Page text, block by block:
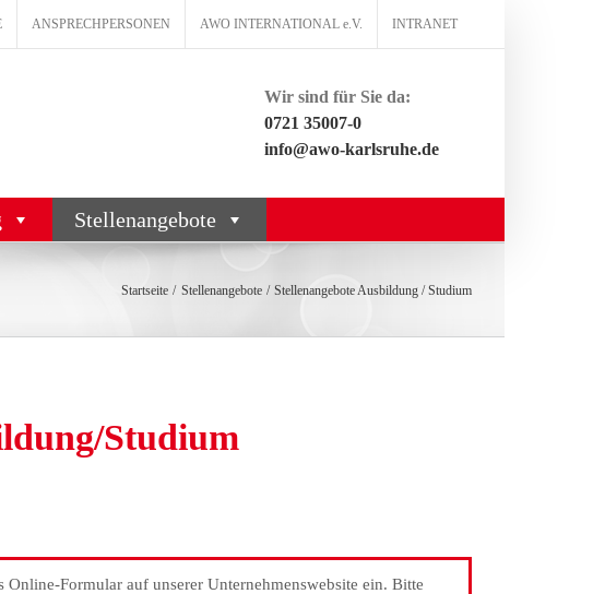
ANSPRECHPERSONEN AWO INTERNATIONAL e.V. INTRANET
Wir sind für Sie da:
0721 35007-0
info@awo-karlsruhe.de
Stellenangebote
Startseite Stellenangebote Stellenangebote Ausbildung / Studium
Studium
Formular auf unserer Unternehmenswebsite ein. Bitte